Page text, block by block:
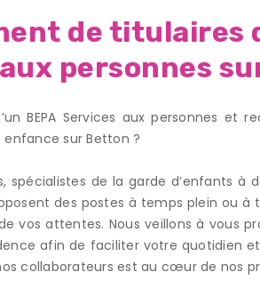
de titulaires
personnes
BEPA Services aux personnes et
sur Betton ?
spécialistes de la garde d’enfants
des postes à temps plein ou à
vos attentes. Nous veillons à vous
afin de faciliter votre quotidien
collaborateurs est au cœur de nos